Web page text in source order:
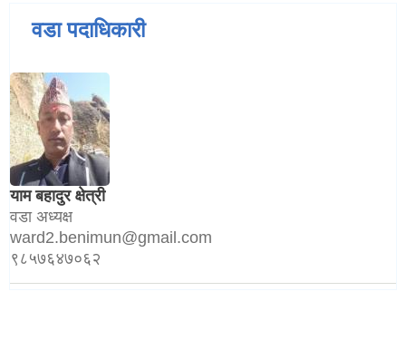
वडा पदाधिकारी
याम बहादुर क्षेत्री
वडा अध्यक्ष
ward2.benimun@gmail.com
९८५७६४७०६२